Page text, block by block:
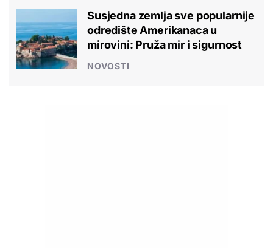
Susjedna zemlja sve popularnije
odredište Amerikanaca u
mirovini: Pruža mir i sigurnost
NOVOSTI